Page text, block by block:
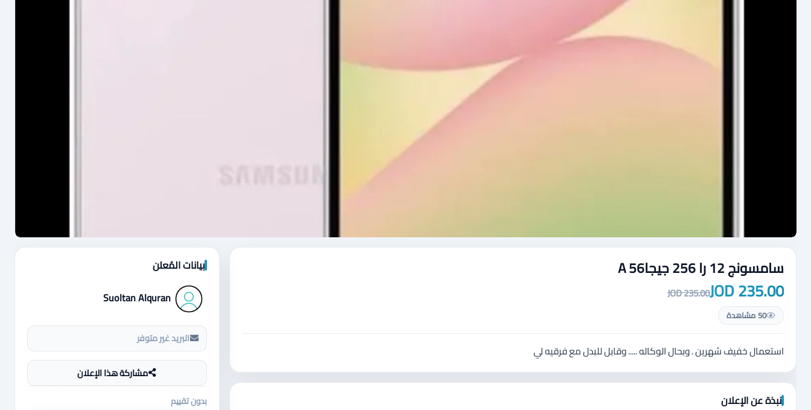
سامسونج 12 را 256 جيجاA 56
235.00 JOD
235.00 JOD
50 مشاهدة
استعمال خفيف شهرين . وبحال الوكاله ..... وقابل للبدل مع فرقيه لي
نبذة عن الإعلان
بيانات المُعلن
Suoltan Alquran
البريد غير متوفر
مشاركة هذا الإعلان
بدون تقييم